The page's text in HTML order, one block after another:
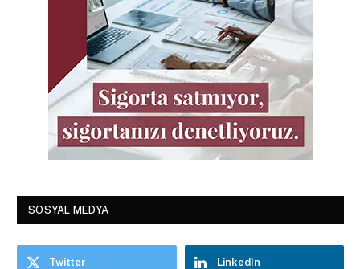
SOSYAL MEDYA
Twitter LinkedIn